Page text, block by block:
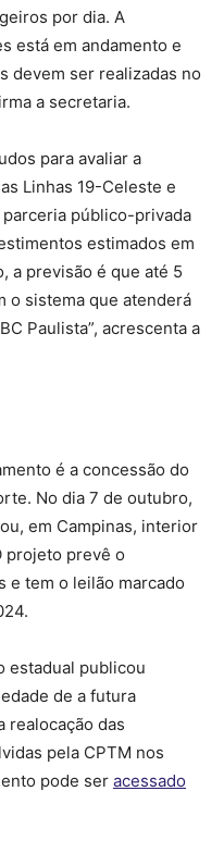
por dia. A
está em andamento e
devem ser realizadas no
a secretaria.
para avaliar a
Linhas 19-Celeste e
público-privada
estimados em
a previsão é que até 5
o sistema que atenderá
Paulista”, acrescenta a
é a concessão do
No dia 7 de outubro,
em Campinas, interior
projeto prevê o
e tem o leilão marcado
estadual publicou
de a futura
realocação das
pela CPTM nos
pode ser acessado